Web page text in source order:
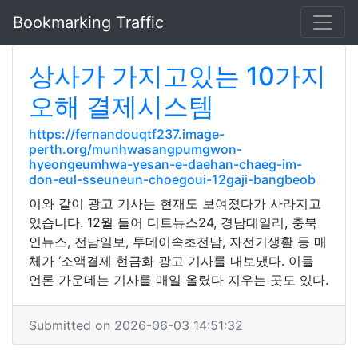
Bookmarking Traffic
상사가 가지고있는 10가지
오해 결제시스템
https://fernandouqtf237.image-
perth.org/munhwasangpumgwon-
hyeongeumhwa-yesan-e-daehan-chaeg-im-
don-eul-sseuneun-choegoui-12gaji-bangbeob
이와 같이 광고 기사는 현재도 보여졌다가 사라지고
있습니다. 12월 들어 디트뉴스24, 경남데일리, 충북
인뉴스, 전남일보, 투데이속초전남, 자전거생활 등 매
체가 ‘소액결제 현금화 광고 기사를 내보냈다. 이들
언론 가운데는 기사를 매일 올렸다 지우는 곳도 있다.
Submitted on 2026-06-03 14:51:32